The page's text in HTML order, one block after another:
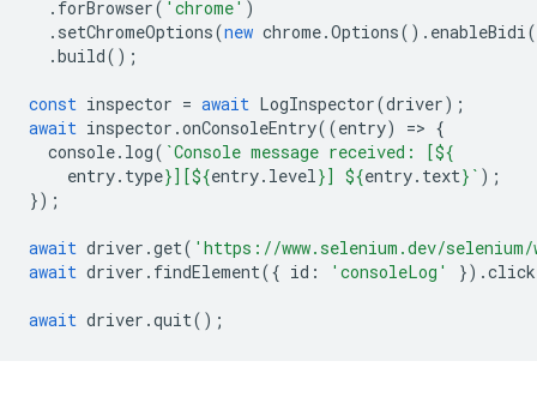
. forBrowser( 'chrome' )
. setChromeOptions(new chrome.Options(). enableBidi
.build();
const inspector = await LogInspector(driver);
await inspector .onConsoleEntry((entry) => {
console. log( `Console message received: [${
entry. type}][${entry. level}] ${entry. text} ` );
});
await driver .get( 'https://www.selenium.dev/
await driver . findElement({ id : 'consoleLog' }).click
await driver .quit();